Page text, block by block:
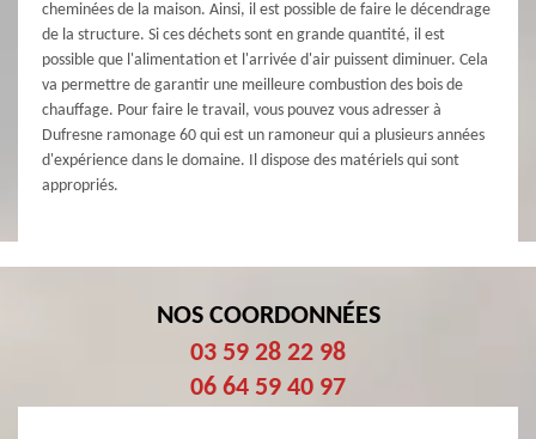
cheminées de la maison. Ainsi, il est possible de faire le décendrage
de la structure. Si ces déchets sont en grande quantité, il est
possible que l'alimentation et l'arrivée d'air puissent diminuer. Cela
va permettre de garantir une meilleure combustion des bois de
chauffage. Pour faire le travail, vous pouvez vous adresser à
Dufresne ramonage 60 qui est un ramoneur qui a plusieurs années
d'expérience dans le domaine. Il dispose des matériels qui sont
appropriés.
NOS COORDONNÉES
03 59 28 22 98
06 64 59 40 97